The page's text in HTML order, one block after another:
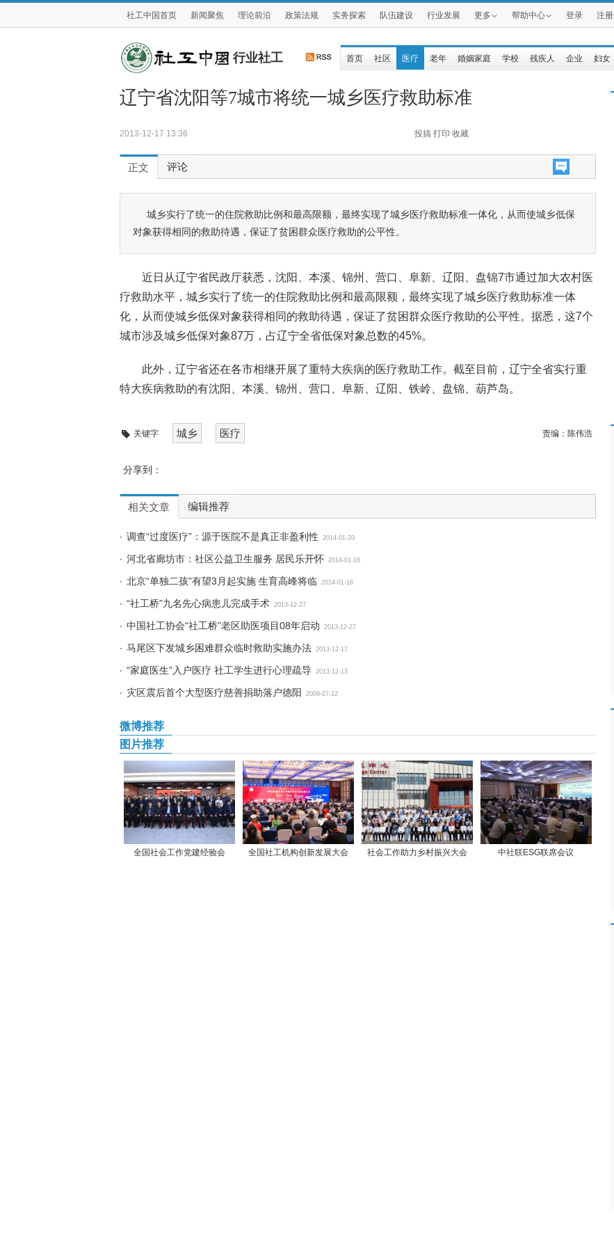
社工中国首页 新闻聚焦 理论前沿 政策法规 实务探索 队伍建设 行业发展 更多 帮助中心 登录 注册
行业社工 首页 社区 医疗 老年 婚姻家庭 学校 残疾人 企业 妇女
辽宁省沈阳等7城市将统一城乡医疗救助标准
2013-12-17 13:36 投搞 打印 收藏
正文 评论
城乡实行了统一的住院救助比例和最高限额，最终实现了城乡医疗救助标准一体化，从而使城乡低保
对象获得相同的救助待遇，保证了贫困群众医疗救助的公平性。
近日从辽宁省民政厅获悉，沈阳、本溪、锦州、营口、阜新、辽阳、盘锦7市通过加大农村医
疗救助水平，城乡实行了统一的住院救助比例和最高限额，最终实现了城乡医疗救助标准一体
化，从而使城乡低保对象获得相同的救助待遇，保证了贫困群众医疗救助的公平性。据悉，这7个
城市涉及城乡低保对象87万，占辽宁全省低保对象总数的45%。
此外，辽宁省还在各市相继开展了重特大疾病的医疗救助工作。截至目前，辽宁全省实行重
特大疾病救助的有沈阳、本溪、锦州、营口、阜新、辽阳、铁岭、盘锦、葫芦岛。
关键字 城乡 医疗 责编： 陈伟浩
分享到：
相关文章 编辑推荐
调查“过度医疗”：源于医院不是真正非盈利性 2014-01-20
河北省廊坊市：社区公益卫生服务 居民乐开怀 2014-01-16
北京“单独二孩”有望3月起实施 生育高峰将临 2014-01-16
“社工桥”九名先心病患儿完成手术 2013-12-27
中国社工协会“社工桥”老区助医项目08年启动 2013-12-27
马尾区下发城乡困难群众临时救助实施办法 2013-12-17
“家庭医生”入户医疗 社工学生进行心理疏导 2013-12-13
灾区震后首个大型医疗慈善捐助落户德阳 2009-07-12
微博推荐
图片推荐
全国社会工作党建经验会 全国社工机构创新发展大会 社会工作助力乡村振兴大会 中社联ESG联席会议